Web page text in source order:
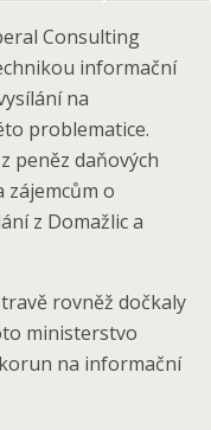
Consulting
informační
na
problematice.
peněz daňových
o
z Domažlic a
rovněž dočkaly
ministerstvo
na informační